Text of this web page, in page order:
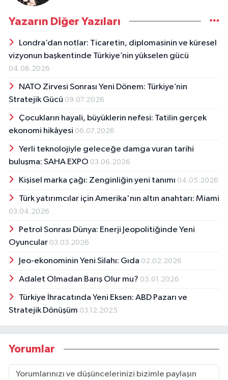
Yazarın Diğer Yazıları
Londra’dan notlar: Ticaretin, diplomasinin ve küresel
vizyonun başkentinde Türkiye’nin yükselen gücü
04.08.2026
NATO Zirvesi Sonrası Yeni Dönem: Türkiye’nin
Stratejik Gücü 09.07.2026
Çocukların hayali, büyüklerin nefesi: Tatilin gerçek
ekonomi hikâyesi 06.07.2026
Yerli teknolojiyle geleceğe damga vuran tarihi
buluşma: SAHA EXPO 03.06.2026
Kişisel marka çağı: Zenginliğin yeni tanımı 04.05.2026
Türk yatırımcılar için Amerika'nın altın anahtarı: Miami
03.04.2026
Petrol Sonrası Dünya: Enerji Jeopolitiğinde Yeni
Oyuncular 03.03.2026
Jeo-ekonominin Yeni Silahı: Gıda 02.02.2026
Adalet Olmadan Barış Olur mu? 05.01.2026
Türkiye İhracatında Yeni Eksen: ABD Pazarı ve
Stratejik Dönüşüm 03.12.2025
Yorumlar